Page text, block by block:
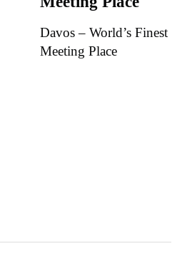
Davos – World’s Finest
Meeting Place